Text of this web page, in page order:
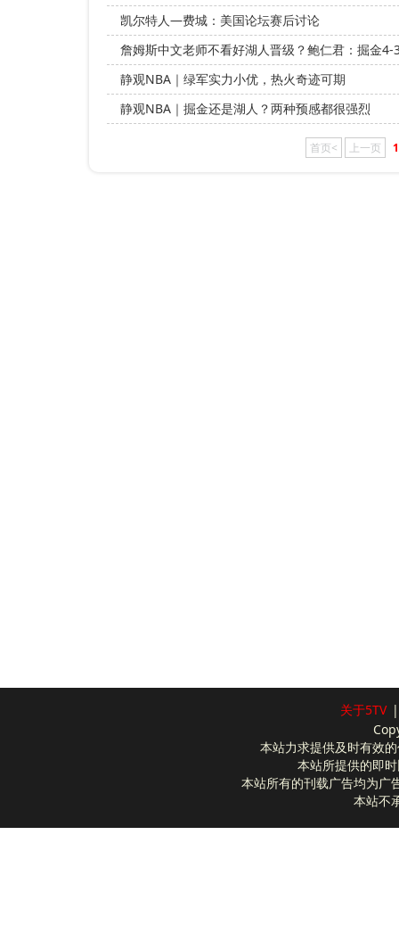
凯尔特人—费城：美国论坛赛后讨论
詹姆斯中文老师不看好湖人晋级？鲍仁君：掘金4-
静观NBA｜绿军实力小优，热火奇迹可期
静观NBA｜掘金还是湖人？两种预感都很强烈
首页< 上一页 1
关于5TV |
本站力求提供及时有效
本站所提供的即
本站所有的刊载广告均为广
本站不